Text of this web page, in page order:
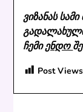
ვიზანას
ჩემიენდო
Post